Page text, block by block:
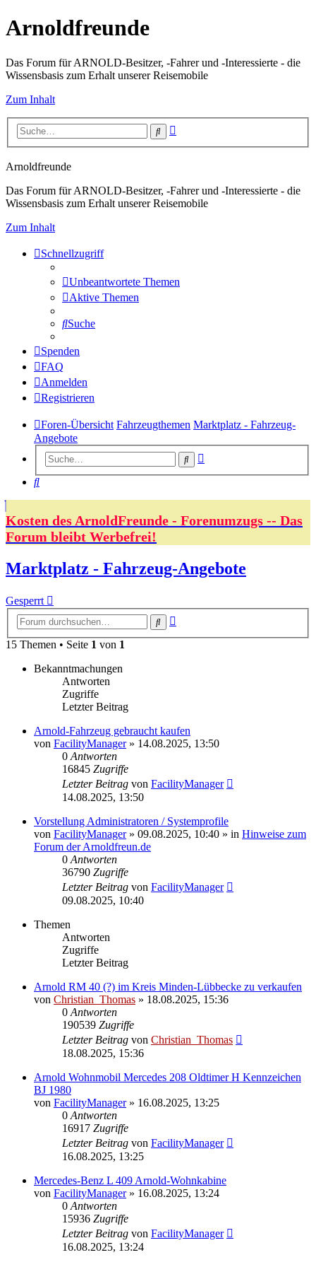
Arnoldfreunde
Das Forum für ARNOLD-Besitzer, -Fahrer und -Interessierte - die
Wissensbasis zum Erhalt unserer Reisemobile
Zum Inhalt
Suche
Arnoldfreunde
Das Forum für ARNOLD-Besitzer, -Fahrer und -Interessierte - die
Wissensbasis zum Erhalt unserer Reisemobile
Zum Inhalt
Schnellzugriff
Unbeantwortete Themen
Aktive Themen
Suche
Spenden
FAQ
Anmelden
Registrieren
Foren-Übersicht Fahrzeugthemen Marktplatz - Fahrzeug-
Angebote
Suche
Suche
Kosten des ArnoldFreunde - Forenumzugs -- Das
Forum bleibt Werbefrei!
Marktplatz - Fahrzeug-Angebote
Gesperrt
Suche
15 Themen • Seite 1 von 1
Bekanntmachungen
Antworten
Zugriffe
Letzter Beitrag
Arnold-Fahrzeug gebraucht kaufen
von FacilityManager» 14.08.2025, 13:50
0Antworten
16845 Zugriffe
Letzter Beitrag von FacilityManager
14.08.2025, 13:50
Vorstellung Administratoren / Systemprofile
von FacilityManager» 09.08.2025, 10:40 » in Hinweise zum
Forum der Arnoldfreun.de
0Antworten
36790 Zugriffe
Letzter Beitrag von FacilityManager
09.08.2025, 10:40
Themen
Antworten
Zugriffe
Letzter Beitrag
Arnold RM 40 (?) im Kreis Minden-Lübbecke zu verkaufen
von Christian_Thomas » 18.08.2025, 15:36
0Antworten
190539 Zugriffe
Letzter Beitrag von Christian_Thomas
18.08.2025, 15:36
Arnold Wohnmobil Mercedes 208 Oldtimer H Kennzeichen
BJ 1980
von FacilityManager» 16.08.2025, 13:25
0Antworten
16917 Zugriffe
Letzter Beitrag von FacilityManager
16.08.2025, 13:25
Mercedes-Benz L 409 Arnold-Wohnkabine
von FacilityManager» 16.08.2025, 13:24
0Antworten
15936 Zugriffe
Letzter Beitrag von FacilityManager
16.08.2025, 13:24